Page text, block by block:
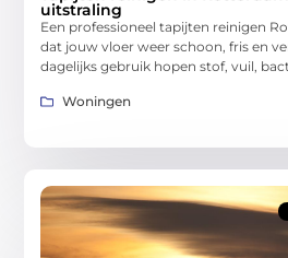
uitstraling
Een professioneel tapijten reinigen
dat jouw vloer weer schoon, fris en
dagelijks gebruik hopen stof, vuil,
Woningen